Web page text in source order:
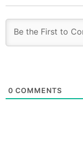
0 COMMENTS